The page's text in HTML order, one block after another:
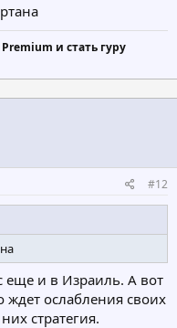
и стать гуру
#12
еще и в Израиль. А вот
ждет ослабления своих
стратегия.